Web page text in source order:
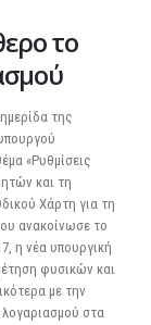
το
της
«Ρυθμίσεις
και τη
Χάρτη για τη
ανακοίνωσε το
η νέα υπουργική
φυσικών και
με την
λογαριασμού στα